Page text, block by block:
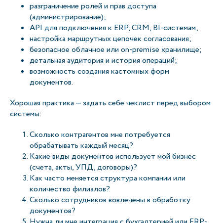
разграничение ролей и прав доступа
(администрирование);
API для подключения к ERP, CRM, BI-системам;
настройка маршрутных цепочек согласования;
безопасное облачное или on-premise хранилище;
детальная аудитория и история операций;
возможность создания кастомных форм
документов.
Хорошая практика — задать себе чеклист перед выбором
системы:
Сколько контрагентов мне потребуется
обрабатывать каждый месяц?
Какие виды документов использует мой бизнес
(счета, акты, УПД, договоры)?
Как часто меняется структура компании или
количество филиалов?
Сколько сотрудников вовлечены в обработку
документов?